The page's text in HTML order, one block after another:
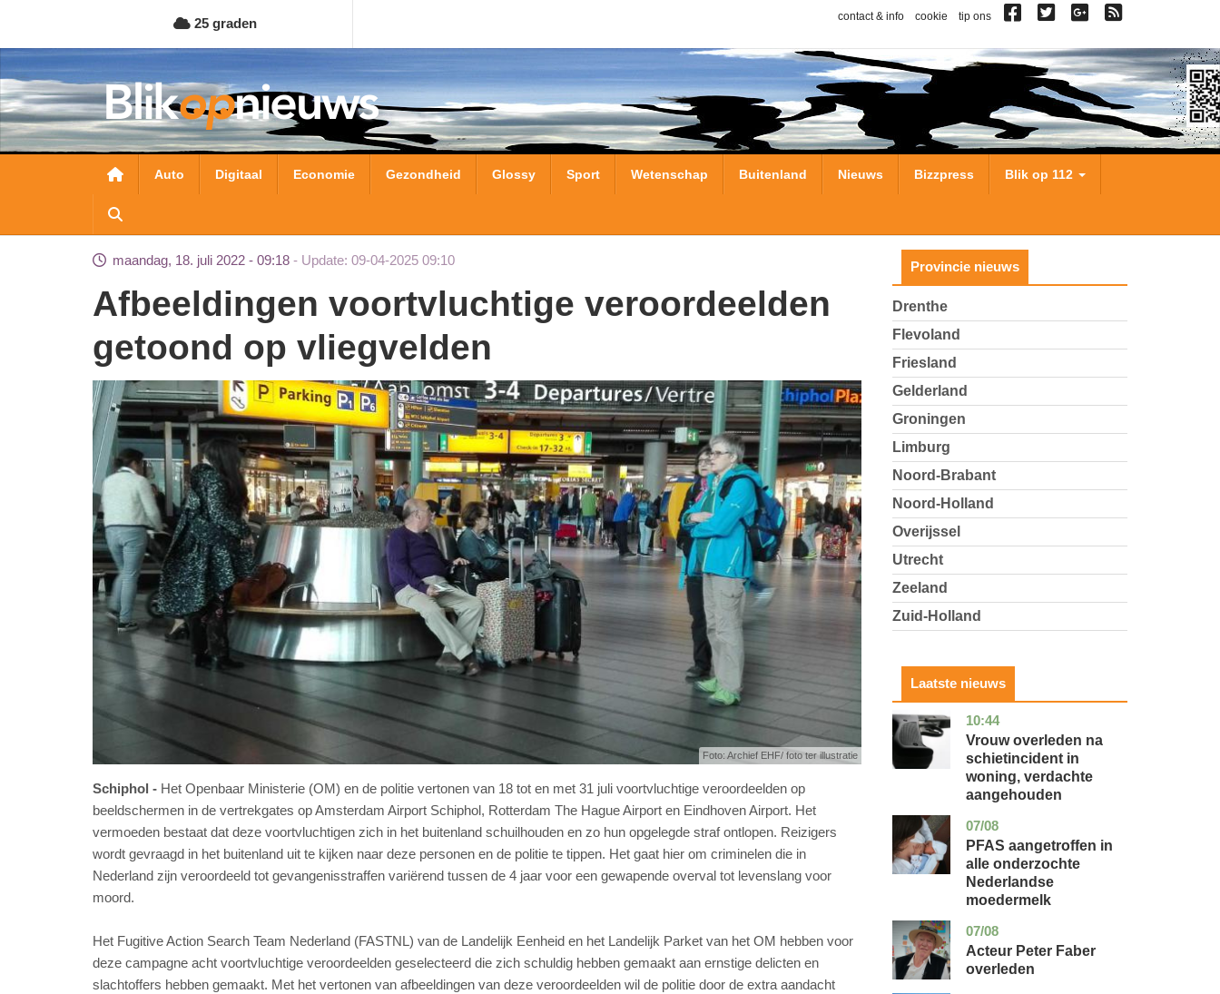
naar
de
inhoud
gaan
25 graden contact & info cookie tip ons
Hoofdnavigatie
Auto Digitaal Economie Gezondheid Glossy Sport Wetenschap Buitenland Nieuws Bizzpress Blik op 112
maandag, 18. juli 2022 - 09:18 Update: 09-04-2025 09:10
Afbeeldingen voortvluchtige veroordeelden
getoond op vliegvelden
Foto: Archief EHF/ foto ter illustratie
Schiphol
Het Openbaar Ministerie (OM) en de politie vertonen van 18 tot en met 31 juli voortvluchtige veroordeelden op
beeldschermen in de vertrekgates op Amsterdam Airport Schiphol, Rotterdam The Hague Airport en Eindhoven Airport. Het
vermoeden bestaat dat deze voortvluchtigen zich in het buitenland schuilhouden en zo hun opgelegde straf ontlopen. Reizigers
wordt gevraagd in het buitenland uit te kijken naar deze personen en de politie te tippen. Het gaat hier om criminelen die in
Nederland zijn veroordeeld tot gevangenisstraffen variërend tussen de 4 jaar voor een gewapende overval tot levenslang voor
moord.
Het Fugitive Action Search Team Nederland (FASTNL) van de Landelijk Eenheid en het Landelijk Parket van het OM hebben voor
deze campagne acht voortvluchtige veroordeelden geselecteerd die zich schuldig hebben gemaakt aan ernstige delicten en
slachtoffers hebben gemaakt. Met het vertonen van afbeeldingen van deze veroordeelden wil de politie door de extra aandacht
Provincie nieuws
Drenthe
Flevoland
Friesland
Gelderland
Groningen
Limburg
Noord-Brabant
Noord-Holland
Overijssel
Utrecht
Zeeland
Zuid-Holland
Laatste nieuws
10:44
zuid-
holland
nieuws
Vrouw overleden na
schietincident in
woning, verdachte
aangehouden
07/08
utrecht
gezondheid
PFAS aangetroffen in
alle onderzochte
Nederlandse
moedermelk
07/08
noord-
holland
glossy
Acteur Peter Faber
overleden